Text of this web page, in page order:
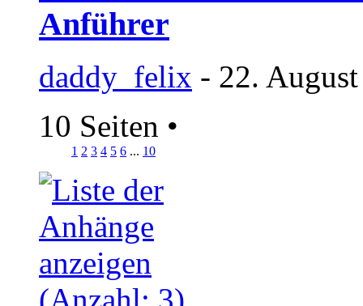
Anführer
daddy_felix - 22.
10 Seiten •
1 2 3 4 5 6 ... 10